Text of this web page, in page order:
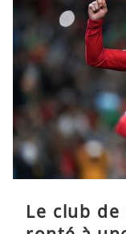
Le club